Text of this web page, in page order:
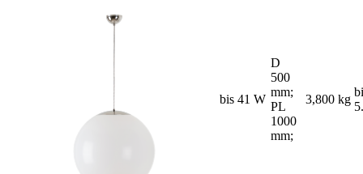
bis 41 W
D
500
mm;
PL
1000
mm;
3,800 kg